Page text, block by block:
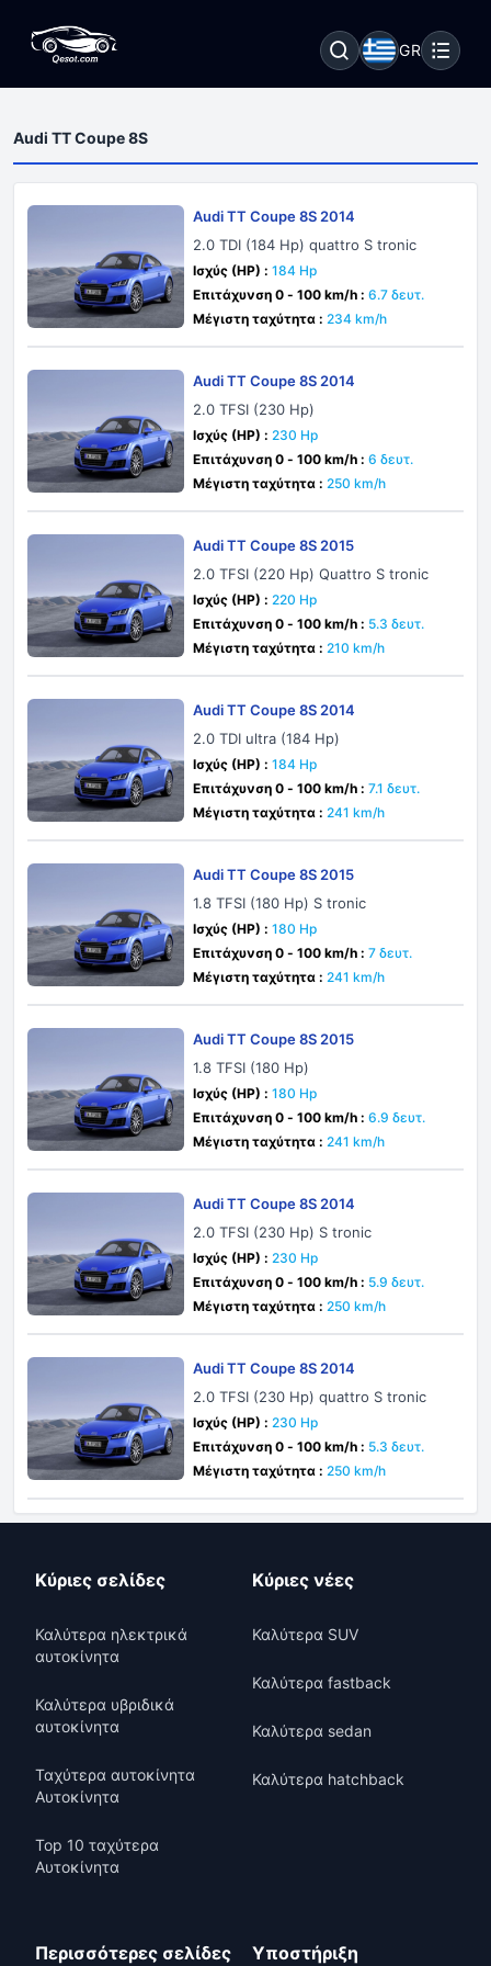
GR
Audi TT Coupe 8S
Audi TT Coupe 8S 2014
2.0 TDI (184 Hp) quattro S tronic
Ισχύς (HP) : 184 Hp
Επιτάχυνση 0 - 100 km/h : 6.7 δευτ.
Μέγιστη ταχύτητα : 234 km/h
Audi TT Coupe 8S 2014
2.0 TFSI (230 Hp)
Ισχύς (HP) : 230 Hp
Επιτάχυνση 0 - 100 km/h : 6 δευτ.
Μέγιστη ταχύτητα : 250 km/h
Audi TT Coupe 8S 2015
2.0 TFSI (220 Hp) Quattro S tronic
Ισχύς (HP) : 220 Hp
Επιτάχυνση 0 - 100 km/h : 5.3 δευτ.
Μέγιστη ταχύτητα : 210 km/h
Audi TT Coupe 8S 2014
2.0 TDI ultra (184 Hp)
Ισχύς (HP) : 184 Hp
Επιτάχυνση 0 - 100 km/h : 7.1 δευτ.
Μέγιστη ταχύτητα : 241 km/h
Audi TT Coupe 8S 2015
1.8 TFSI (180 Hp) S tronic
Ισχύς (HP) : 180 Hp
Επιτάχυνση 0 - 100 km/h : 7 δευτ.
Μέγιστη ταχύτητα : 241 km/h
Audi TT Coupe 8S 2015
1.8 TFSI (180 Hp)
Ισχύς (HP) : 180 Hp
Επιτάχυνση 0 - 100 km/h : 6.9 δευτ.
Μέγιστη ταχύτητα : 241 km/h
Audi TT Coupe 8S 2014
2.0 TFSI (230 Hp) S tronic
Ισχύς (HP) : 230 Hp
Επιτάχυνση 0 - 100 km/h : 5.9 δευτ.
Μέγιστη ταχύτητα : 250 km/h
Audi TT Coupe 8S 2014
2.0 TFSI (230 Hp) quattro S tronic
Ισχύς (HP) : 230 Hp
Επιτάχυνση 0 - 100 km/h : 5.3 δευτ.
Μέγιστη ταχύτητα : 250 km/h
Κύριες σελίδες
Καλύτερα ηλεκτρικά
αυτοκίνητα
Καλύτερα υβριδικά
αυτοκίνητα
Ταχύτερα αυτοκίνητα
Αυτοκίνητα
Top 10 ταχύτερα
Αυτοκίνητα
Κύριες νέες
Καλύτερα SUV
Καλύτερα fastback
Καλύτερα sedan
Καλύτερα hatchback
Περισσότερες σελίδες Υποστήριξη